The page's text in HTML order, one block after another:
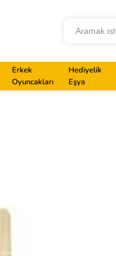
Erkek
Oyuncakları
Hediyelik
Eşya